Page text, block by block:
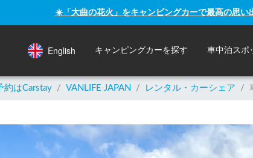
☀️「大曲の花火」をキャンピングカーで最高の思い
English キャンピングカーを探す 車中泊スポ
約はCarstay / VANLIFE JAPAN / レンタル・カーシェア /